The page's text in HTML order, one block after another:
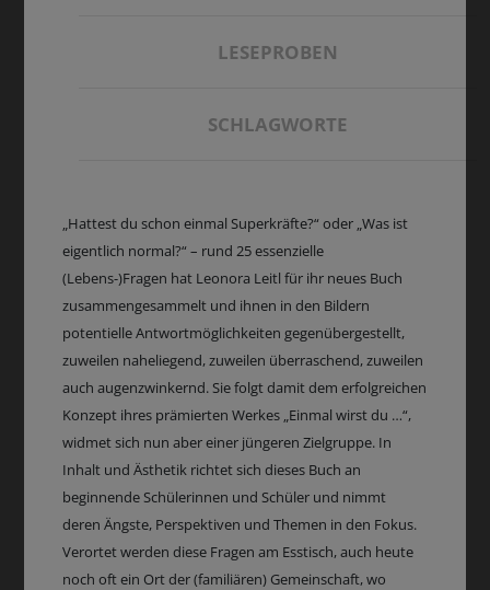
LESEPROBEN
SCHLAGWORTE
„Hattest du schon einmal Superkräfte?“ oder „Was ist
eigentlich normal?“ – rund 25 essenzielle
(Lebens-)Fragen hat Leonora Leitl für ihr neues Buch
zusammengesammelt und ihnen in den Bildern
potentielle Antwortmöglichkeiten gegenübergestellt,
zuweilen naheliegend, zuweilen überraschend, zuweilen
auch augenzwinkernd. Sie folgt damit dem erfolgreichen
Konzept ihres prämierten Werkes „Einmal wirst du …“,
widmet sich nun aber einer jüngeren Zielgruppe. In
Inhalt und Ästhetik richtet sich dieses Buch an
beginnende Schülerinnen und Schüler und nimmt
deren Ängste, Perspektiven und Themen in den Fokus.
Verortet werden diese Fragen am Esstisch, auch heute
noch oft ein Ort der (familiären) Gemeinschaft, wo